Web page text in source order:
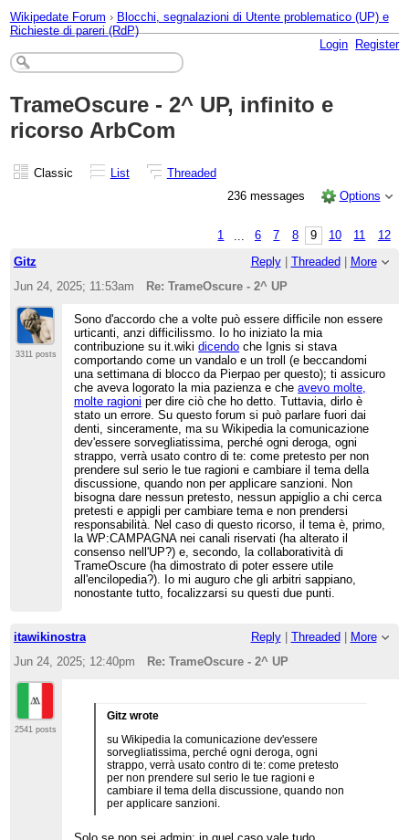
Wikipedate Forum › Blocchi, segnalazioni di Utente problematico (UP) e
Richieste di pareri (RdP)
Login
Register
TrameOscure - 2^ UP, infinito e
ricorso ArbCom
Classic List
Threaded
236 messages
Options
1 6 7 8 9 10 11
12
Gitz
Reply| Threaded
More
Jun 24, 2025; 11:53am
Re: TrameOscure - 2^ UP
3311 posts
Sono d'accordo che a volte può essere difficile non essere
urticanti, anzi difficilissmo. Io ho iniziato la mia
contribuzione su it.wikidicendo che Ignis si stava
comportando come un vandalo e un troll (e beccandomi
una settimana di blocco da Pierpao per questo); ti assicuro
che aveva logorato la mia pazienza e cheavevo molte,
molte ragioni per dire ciò che ho detto. Tuttavia, dirlo è
stato un errore. Su questo forum si può parlare fuori dai
denti, sinceramente, ma su Wikipedia la comunicazione
dev'essere sorvegliatissima, perché ogni deroga, ogni
strappo, verrà usato contro di te: come pretesto per non
prendere sul serio le tue ragioni e cambiare il tema della
discussione, quando non per applicare sanzioni. Non
bisogna dare nessun pretesto, nessun appiglio a chi cerca
pretesti e appigli per cambiare tema e non prendersi
responsabilità. Nel caso di questo ricorso, il tema è, primo,
la WP:CAMPAGNA nei canali riservati (ha alterato il
consenso nell'UP?) e, secondo, la collaboratività di
TrameOscure (ha dimostrato di poter essere utile
all'encilopedia?). Io mi auguro che gli arbitri sappiano,
nonostante tutto, focalizzarsi su questi due punti.
itawikinostra Reply| Threaded
More
Jun 24, 2025; 12:40pm
Re: TrameOscure - 2^ UP
2541 posts
Gitz wrote
su Wikipedia la comunicazione dev'essere
sorvegliatissima, perché ogni deroga, ogni
strappo, verrà usato contro di te: come pretesto
per non prendere sul serio le tue ragioni e
cambiare il tema della discussione, quando non
per applicare sanzioni.